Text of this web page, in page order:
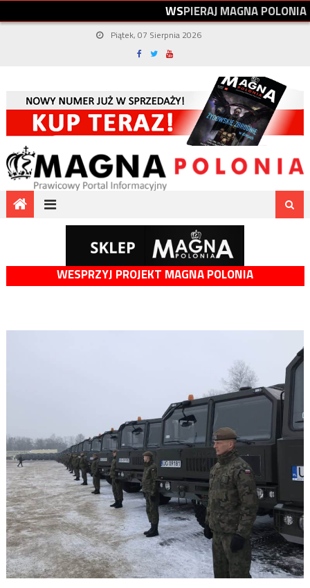
WSPIERAJMAGNAPOLONIA
Piątek, 07 Sierpnia 2026
WESPRZYJ PROJEKT MAGNA POLONIA